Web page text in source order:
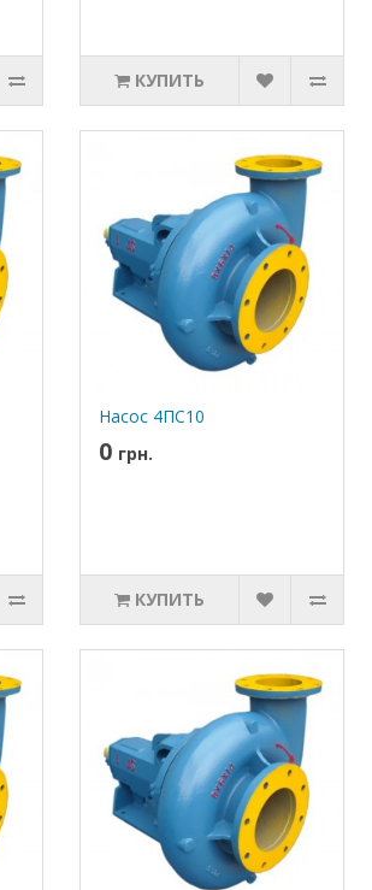
КУПИТЬ
Насос 4ПС10
0 грн.
КУПИТЬ